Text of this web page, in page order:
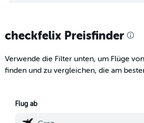
checkfelix Preisfinder
Verwende die Filter unten, um Flüge
finden und zu vergleichen, die am
Flug ab